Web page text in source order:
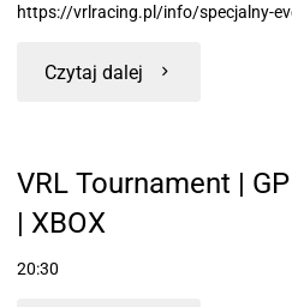
https://vrlracing.pl/info/specjalny-
Czytaj dalej
VRL Tournament |
| XBOX
20:30